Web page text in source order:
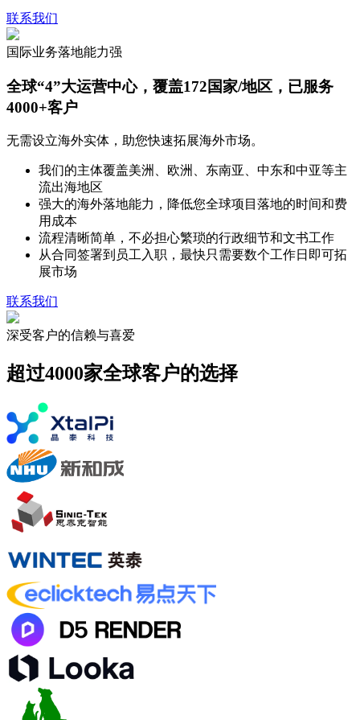
联系我们
国际业务落地能力强
全球“4”大运营中心，覆盖172国家/地区，已服务
4000+客户
无需设立海外实体，助您快速拓展海外市场。
我们的主体覆盖美洲、欧洲、东南亚、中东和中亚等主
流出海地区
强大的海外落地能力，降低您全球项目落地的时间和费
用成本
流程清晰简单，不必担心繁琐的行政细节和文书工作
从合同签署到员工入职，最快只需要数个工作日即可拓
展市场
联系我们
深受客户的信赖与喜爱
超过4000家全球客户的选择